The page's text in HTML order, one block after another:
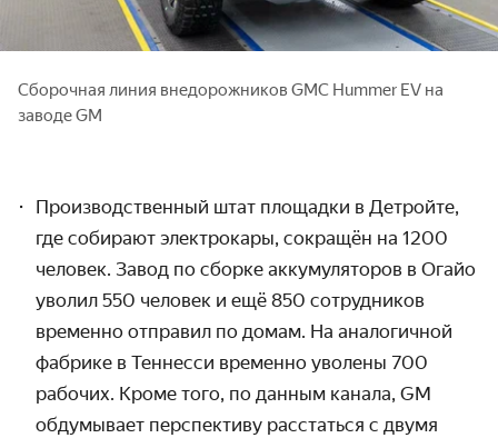
Сборочная линия внедорожников GMC Hummer EV на
заводе GM
Производственный штат площадки в Детройте,
где собирают электрокары, сокращён на 1200
человек. Завод по сборке аккумуляторов в Огайо
уволил 550 человек и ещё 850 сотрудников
временно отправил по домам. На аналогичной
фабрике в Теннесси временно уволены 700
рабочих. Кроме того, по данным канала, GM
обдумывает перспективу расстаться с двумя